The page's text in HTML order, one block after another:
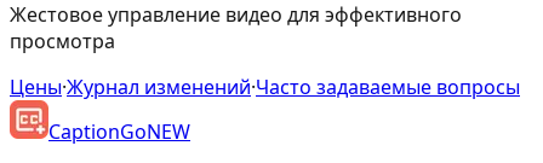
Жестовое управление видео для эффективного
просмотра
Цены·Журнал изменений·Часто задаваемые вопросы
CaptionGoNEW